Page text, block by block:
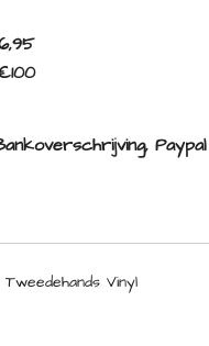
Paypal
Tweedehands Vinyl